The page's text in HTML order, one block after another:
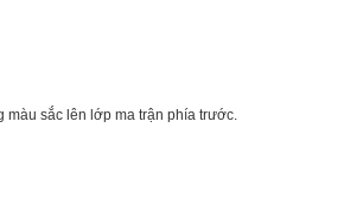
màu sắc lên lớp ma trận phía trước.